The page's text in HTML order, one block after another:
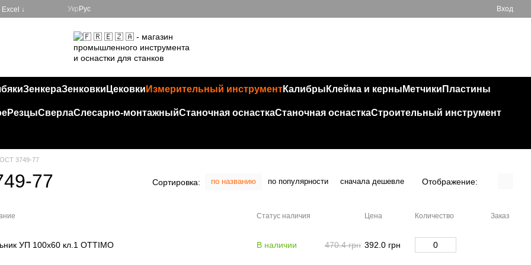
↓ Укр Рус Вход
ЗенкераЗенковки Цековки Измерительный инструментКалибры Клейма и керны Метчики Пластины
РезцыСверлаСлесарно-монтажныйСтаночная оснасткаСтаночная оснасткаСтроительный инструмент
3749-77
77 Сортировка: по названию по популярности сначала дешевле Отображение:
Статус наличия Цена Количество Заказ
УП 100х60 кл.1 OTTIMO В наличии 470.4 грн 392.0 грн